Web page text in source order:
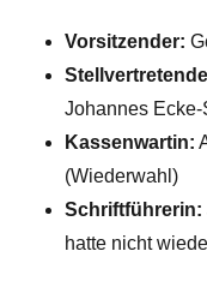
Vorsitzender:
Johannes
Kassenwartin:
(Wiederwahl)
Schriftführerin:
hatte nicht